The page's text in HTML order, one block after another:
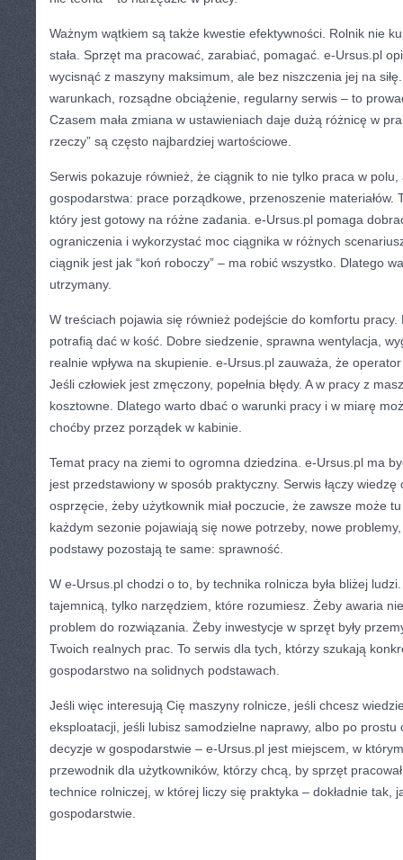
Ważnym wątkiem są także kwestie efektywności. Rolnik nie
stała. Sprzęt ma pracować, zarabiać, pomagać. e-Ursus.pl
wycisnąć z maszyny maksimum, ale bez niszczenia jej na
warunkach, rozsądne obciążenie, regularny serwis – to
Czasem mała zmiana w ustawieniach daje dużą różnicę w
rzeczy” są często najbardziej wartościowe.
Serwis pokazuje również, że ciągnik to nie tylko praca w polu,
gospodarstwa: prace porządkowe, przenoszenie materiałów.
który jest gotowy na różne zadania. e-Ursus.pl pomaga
ograniczenia i wykorzystać moc ciągnika w różnych
ciągnik jest jak “koń roboczy” – ma robić wszystko. Dlatego
utrzymany.
W treściach pojawia się również podejście do komfortu pracy.
potrafią dać w kość. Dobre siedzenie, sprawna wentylacja,
realnie wpływa na skupienie. e-Ursus.pl zauważa, że
Jeśli człowiek jest zmęczony, popełnia błędy. A w pracy z
kosztowne. Dlatego warto dbać o warunki pracy i w miarę
choćby przez porządek w kabinie.
Temat pracy na ziemi to ogromna dziedzina. e-Ursus.pl ma
jest przedstawiony w sposób praktyczny. Serwis łączy
osprzęcie, żeby użytkownik miał poczucie, że zawsze może
każdym sezonie pojawiają się nowe potrzeby, nowe
podstawy pozostają te same: sprawność.
W e-Ursus.pl chodzi o to, by technika rolnicza była bliżej
tajemnicą, tylko narzędziem, które rozumiesz. Żeby awaria
problem do rozwiązania. Żeby inwestycje w sprzęt były
Twoich realnych prac. To serwis dla tych, którzy szukają
gospodarstwo na solidnych podstawach.
Jeśli więc interesują Cię maszyny rolnicze, jeśli chcesz
eksploatacji, jeśli lubisz samodzielne naprawy, albo po prostu
decyzje w gospodarstwie – e-Ursus.pl jest miejscem, w
przewodnik dla użytkowników, którzy chcą, by sprzęt
technice rolniczej, w której liczy się praktyka – dokładnie tak,
gospodarstwie.